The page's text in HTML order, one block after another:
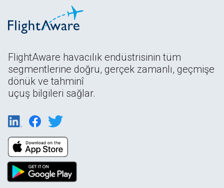
FlightAware havacılık endüstrisinin tüm
segmentlerine doğru, gerçek zamanlı, geçmişe
dönük ve tahminî
uçuş bilgileri sağlar.